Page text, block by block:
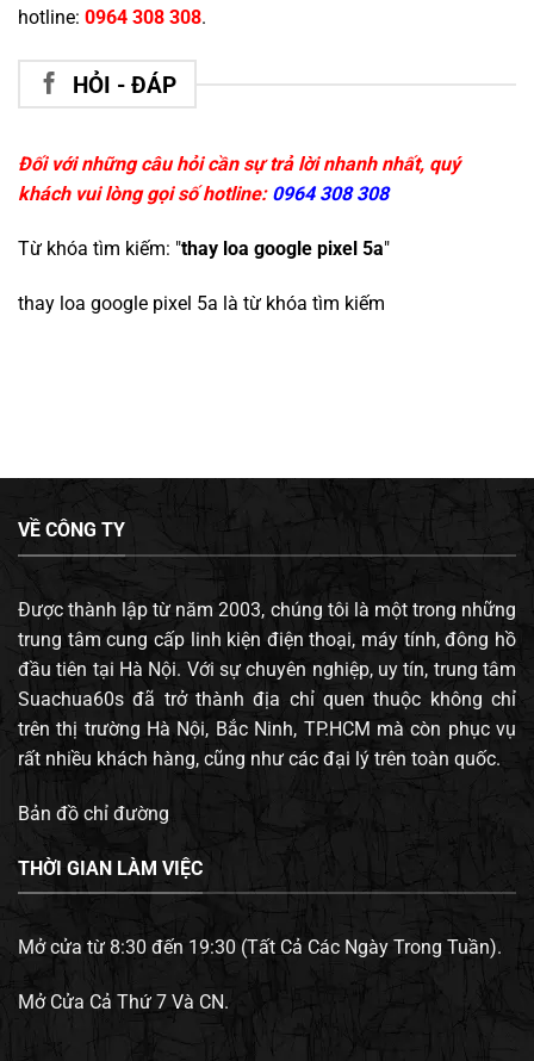
hotline: 0964 308 308.
HỎI - ĐÁP
Đối với những câu hỏi cần sự trả lời nhanh nhất, quý
khách vui lòng gọi số hotline: 0964 308 308
Từ khóa tìm kiếm: "thay loa google pixel 5a"
thay loa google pixel 5a là từ khóa tìm kiếm
VỀ CÔNG TY
Được thành lập từ năm 2003, chúng tôi là một trong những
trung tâm cung cấp linh kiện điện thoại, máy tính, đông hồ
đầu tiên tại Hà Nội. Với sự chuyên nghiệp, uy tín, trung tâm
Suachua60s đã trở thành địa chỉ quen thuộc không chỉ
trên thị trường Hà Nội, Bắc Ninh, TP.HCM mà còn phục vụ
rất nhiều khách hàng, cũng như các đại lý trên toàn quốc.
Bản đồ chỉ đường
THỜI GIAN LÀM VIỆC
Mở cửa từ 8:30 đến 19:30 (Tất Cả Các Ngày Trong Tuần).
Mở Cửa Cả Thứ 7 Và CN.